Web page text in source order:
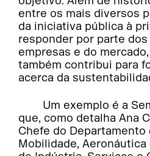
entre os mais diversos
da iniciativa pública à
responder por parte
empresas e do
também contribui para
acerca da
Um exemplo é a
que, como detalha Ana
Chefe do Departamento
Mobilidade, Aeronáutica